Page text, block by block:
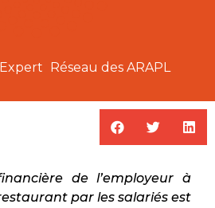
Réseau des ARAPL
de l’employeur à
par les salariés est